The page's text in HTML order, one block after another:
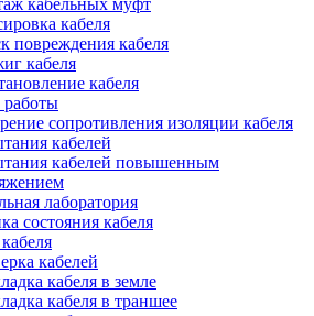
кабельных муфт
кабеля
повреждения кабеля
кабеля
кабеля
сопротивления изоляции кабеля
кабелей
кабелей повышенным
лаборатория
состояния кабеля
кабелей
кабеля в земле
кабеля в траншее